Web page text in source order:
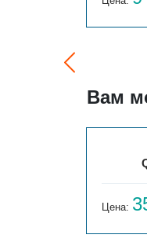
Вам
Цена: